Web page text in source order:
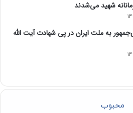
شهید می‌شدند
به ملت ایران در پی شهادت آیت الله
محبوب